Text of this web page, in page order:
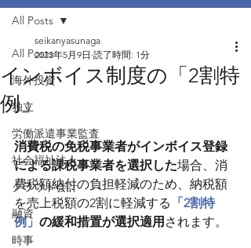
All Posts
海外投資
独立
労働派遣事業監査
社会福祉法人
クラウド会計
融資
時事
All Posts
インボイス制度の「2割特
例」
seikanyasunaga
2023年5月9日 読了時間: 1分
消費税の免税事業者がインボイス登録
による課税事業者を選択した場合、消
費税額納付の負担軽減のため、納税額
を売上税額の2割に軽減する 「2割特
例」 の緩和措置が選択適用 されます。